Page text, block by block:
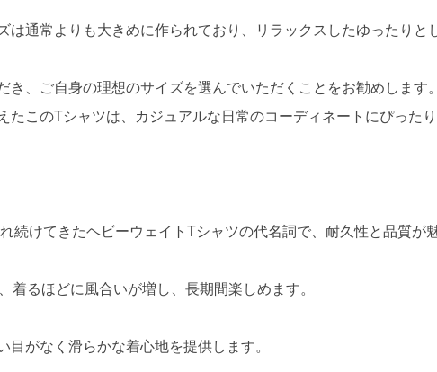
は通常よりも大きめに作られており、リラックスしたゆったりと
き、ご自身の理想のサイズを選んでいただくことをお勧めします。
たこのTシャツは、カジュアルな日常のコーディネートにぴったり
続けてきたヘビーウェイトTシャツの代名詞で、耐久性と品質が
着るほどに風合いが増し、長期間楽しめます。
がなく滑らかな着心地を提供します。